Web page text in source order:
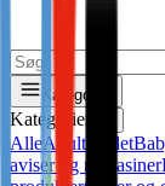
Kategorier
Kategorier
AlleAdult Andet
aviser og magasiner